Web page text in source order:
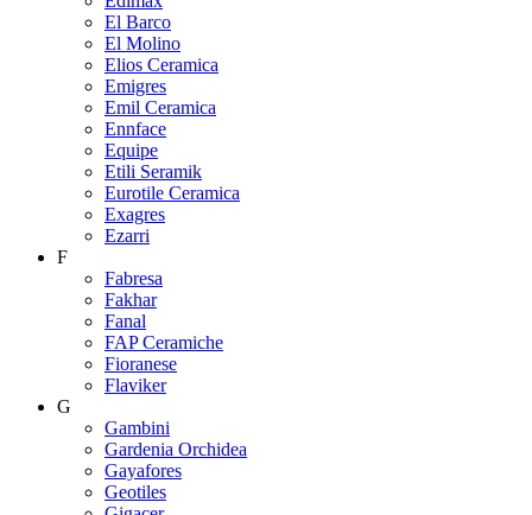
El Barco
El Molino
Elios Ceramica
Emigres
Emil Ceramica
Ennface
Equipe
Etili Seramik
Eurotile Ceramica
Exagres
Ezarri
F
Fabresa
Fakhar
Fanal
FAP Ceramiche
Fioranese
Flaviker
G
Gambini
Gardenia Orchidea
Gayafores
Geotiles